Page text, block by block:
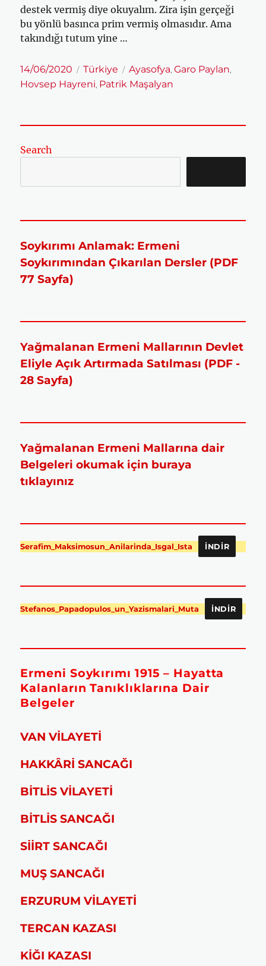
destek vermiş diye okuyalım. Zira işin gerçeği
bu yönlü basınca prim vermiş olmasıdır. Ama
takındığı tutum yine …
Yayın
tarihi
14/06/2020 Kategoriler
Türkiye Etiketler
Ayasofya,Garo Paylan,
Hovsep Hayreni, Patrik Maşalyan
Search
Soykırımı Anlamak: Ermeni
Soykırımından Çıkarılan Dersler (PDF
77 Sayfa)
Yağmalanan Ermeni Mallarının Devlet
Eliyle Açık Artırmada Satılması (PDF -
28 Sayfa)
Yağmalanan Ermeni Mallarına dair
Belgeleri okumak için buraya
tıklayınız
Serafim_Maksimosun_Anilarinda_Isgal_Ista İNDIR
Stefanos_Papadopulos_un_Yazismalari_Muta İNDIR
Ermeni Soykırımı 1915 – Hayatta
Kalanların Tanıklıklarına Dair
Belgeler
VAN VİLAYETİ
HAKKÂRİ SANCAĞI
BİTLİS VİLAYETİ
BİTLİS SANCAĞI
SİİRT SANCAĞI
MUŞ SANCAĞI
ERZURUM VİLAYETİ
TERCAN KAZASI
KİĞI KAZASI